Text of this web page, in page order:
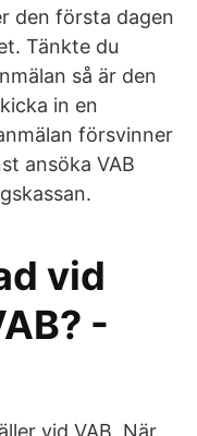
den första dagen
Tänkte du
så är den
in en
försvinner
ansöka VAB
vid
-
vid VAB När